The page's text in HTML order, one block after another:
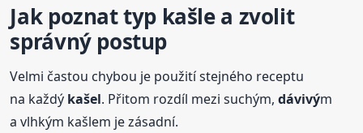
Jak poznat typ kašle a zvolit
správný postup
Velmi častou chybou je použití stejného receptu
na každý kašel. Přitom rozdíl mezi suchým,dávivým
a vlhkým kašlem je zásadní.